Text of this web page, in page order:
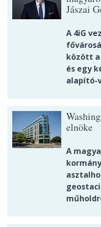
Jászai
A 4iG
között a
és egy
alapító-
elnöke
A